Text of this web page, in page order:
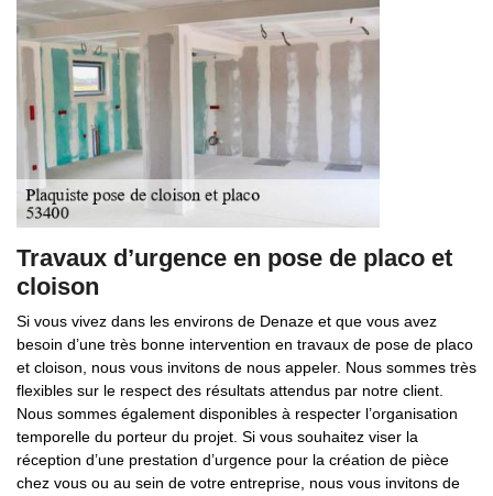
Travaux d’urgence en pose de placo et
cloison
Si vous vivez dans les environs de Denaze et que vous avez
besoin d’une très bonne intervention en travaux de pose de placo
et cloison, nous vous invitons de nous appeler. Nous sommes très
flexibles sur le respect des résultats attendus par notre client.
Nous sommes également disponibles à respecter l’organisation
temporelle du porteur du projet. Si vous souhaitez viser la
réception d’une prestation d’urgence pour la création de pièce
chez vous ou au sein de votre entreprise, nous vous invitons de